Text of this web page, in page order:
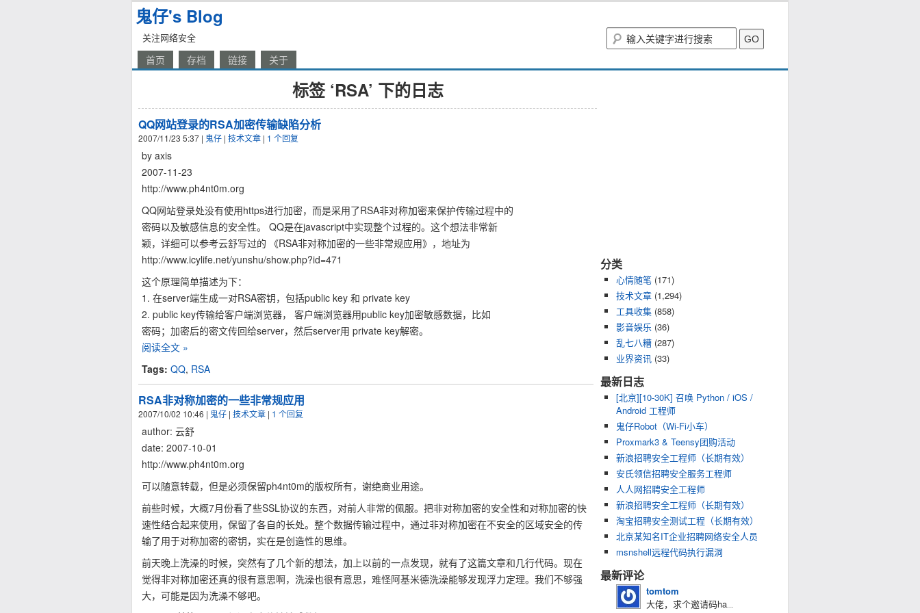
鬼仔's Blog
关注网络安全
首页 存档 链接 关于
标签 ‘RSA’ 下的日志
QQ网站登录的RSA加密传输缺陷分析
2007/11/23 5:37 | 鬼仔 | 技术文章 | 1 个回复
by axis
2007-11-23
http://www.ph4nt0m.org
QQ网站登录处没有使用https进行加密，而是采用了RSA非对称加密来保护传输过程中的
密码以及敏感信息的安全性。 QQ是在javascript中实现整个过程的。这个想法非常新
颖，详细可以参考云舒写过的 《RSA非对称加密的一些非常规应用》，地址为
http://www.icylife.net/yunshu/show.php?id=471
这个原理简单描述为下：
1. 在server端生成一对RSA密钥，包括public key 和 private key
2. public key传输给客户端浏览器， 客户端浏览器用public key加密敏感数据，比如
密码；加密后的密文传回给server，然后server用 private key解密。
阅读全文 »
Tags: QQ, RSA
RSA非对称加密的一些非常规应用
2007/10/02 10:46 | 鬼仔 | 技术文章 | 1 个回复
author: 云舒
date: 2007-10-01
http://www.ph4nt0m.org
可以随意转载，但是必须保留ph4nt0m的版权所有，谢绝商业用途。
前些时候，大概7月份看了些SSL协议的东西，对前人非常的佩服。把非对称加密的安全性和对称加密的快
速性结合起来使用，保留了各自的长处。整个数据传输过程中，通过非对称加密在不安全的区域安全的传
输了用于对称加密的密钥，实在是创造性的思维。
前天晚上洗澡的时候，突然有了几个新的想法，加上以前的一点发现，就有了这篇文章和几行代码。现在
觉得非对称加密还真的很有意思啊，洗澡也很有意思，难怪阿基米德洗澡能够发现浮力定理。我们不够强
大，可能是因为洗澡不够吧。
分类
心情随笔 (171)
技术文章 (1,294)
工具收集 (858)
影音娱乐 (36)
乱七八糟 (287)
业界资讯 (33)
最新日志
[北京][10-30K] 召唤 Python / iOS /
Android 工程师
鬼仔Robot（Wi-Fi小车）
Proxmark3 & Teensy团购活动
新浪招聘安全工程师（长期有效）
安氏领信招聘安全服务工程师
人人网招聘安全工程师
新浪招聘安全工程师（长期有效）
淘宝招聘安全测试工程（长期有效）
北京某知名IT企业招聘网络安全人员
msnshell远程代码执行漏洞
最新评论
tomtom
大佬，求个邀请码ha...